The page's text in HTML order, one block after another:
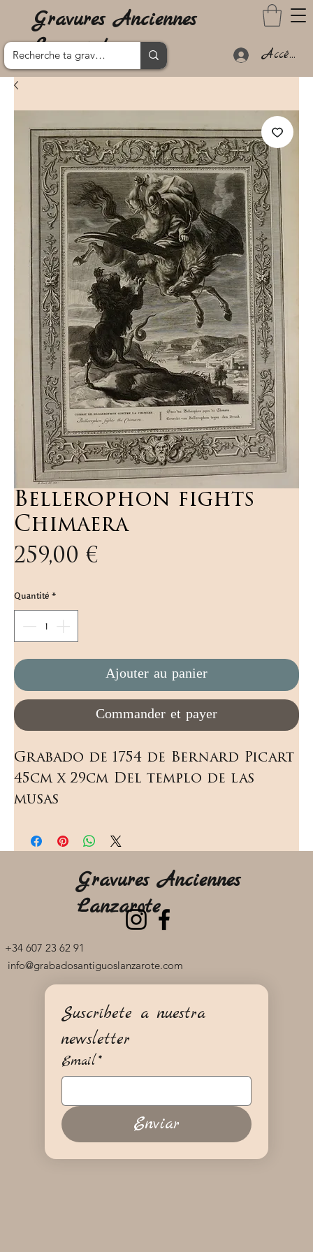
Gravures Anciennes
Lanzarote
Accéder
Bellerophon fights
Chimaera
259,00 €
Quantité*
Ajouter au panier
Commander et payer
Grabado de 1754 de Bernard Picart
45cm x 29cm Del templo de las
musas
+34 607 23 62 91
info@grabadosantiguoslanzarote.com
Gravures Anciennes
Lanzarote
Suscríbete a nuestra
newsletter
Email*
Enviar